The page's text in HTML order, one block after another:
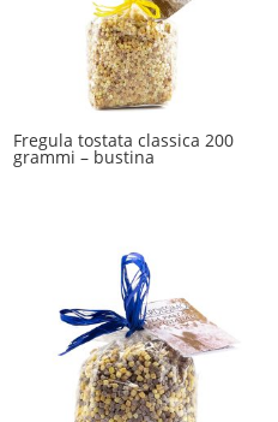
Fregula tostata classica 200
grammi – bustina